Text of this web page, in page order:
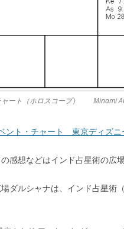
ート（ホロスコープ） Minami
ント・チャート 東京ディズ
の感想などはインド占星術の
ダルシャナは、インド占星術